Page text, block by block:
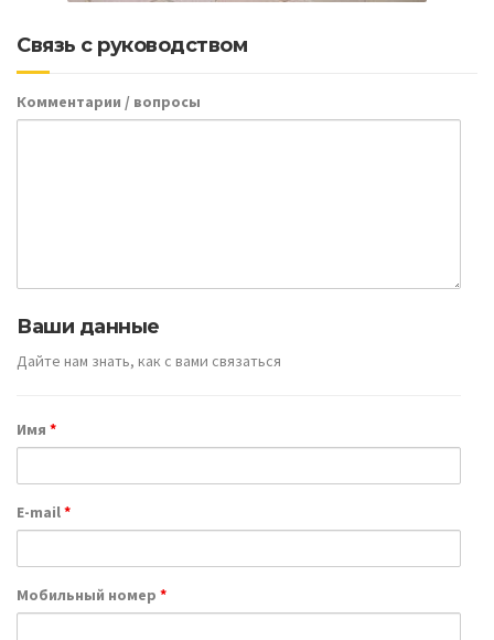
Связь с руководством
Комментарии / вопросы
Ваши данные
Дайте нам знать, как с вами связаться
Имя *
E-mail*
Мобильный номер *